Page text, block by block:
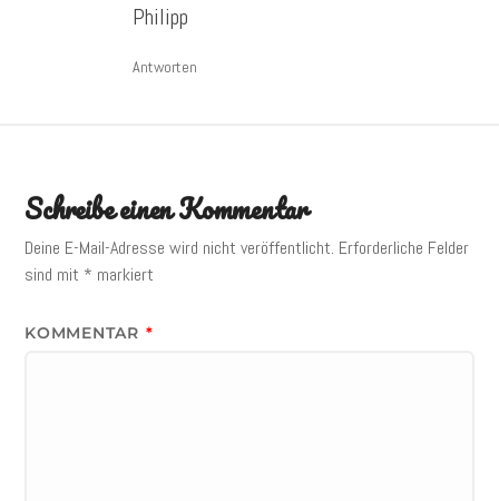
Philipp
Antworten
Schreibe einen Kommentar
Deine E-Mail-Adresse wird nicht veröffentlicht. Erforderliche Felder
sind mit * markiert
KOMMENTAR *